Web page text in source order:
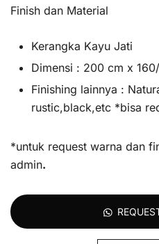
Finish dan Material
Kerangka Kayu Jati
Dimensi : 200 cm x
Finishing lainnya :
rustic,black,etc *bisa
*untuk request warna dan
admin.